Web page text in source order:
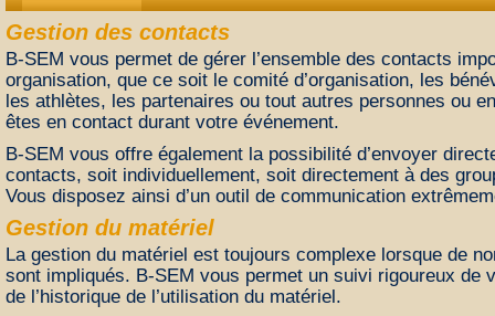
Gestion des contacts
B-SEM vous permet de gérer l’ensemble des contacts
organisation, que ce soit le comité d’organisation, les
les athlètes, les partenaires ou tout autres personnes ou
êtes en contact durant votre événement.
B-SEM vous offre également la possibilité d’envoyer
contacts, soit individuellement, soit directement à des
Vous disposez ainsi d’un outil de communication
Gestion du matériel
La gestion du matériel est toujours complexe lorsque de
sont impliqués. B-SEM vous permet un suivi rigoureux de
de l’historique de l’utilisation du matériel.